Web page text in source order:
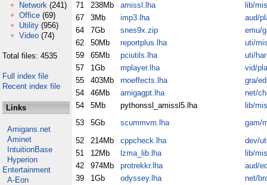
Network (241)
Office (69)
Utility (956)
Video (74)
Total files: 4535
Full index file
Recent index file
Links
Amigans.net
Aminet
IntuitionBase
Hyperion
Entertainment
A-Eon
71
238Mb amissl.lha
lib/mis
67
3Mb imp3.lha
aud/
64
7Gb snes9x.zip
emu/
62
50Mb reportplus.lha
uti/
59
65Mb pciutils.lha
uti/har
57
1Gb mplayer.lha
vid/pla
55
403Mb rnoeffects.lha
gra/
54
46Mb amigagpt.lha
net/
54
5Mb pythonssl_amissl5.lha
lib/mis
53
5Gb scummvm.lha
gam/
52
214Mb cppcheck.lha
dev/
51
12Mb lzma_lib.lha
lib/mis
42
974Mb protrekkr.lha
aud/
39
1Gb odyssey.lha
net/